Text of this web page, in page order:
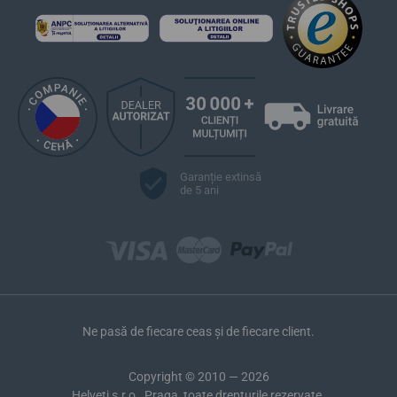
Garanție extinsă
de 5 ani
Ne pasă de fiecare ceas și de fiecare client.
Copyright © 2010 — 2026